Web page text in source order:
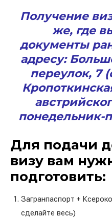
Получение
же, где
документы
адресу:
переулок, 7
понедельник-
Для подачи
визу вам
подготовить:
Загранпаспорт +
сделайте весь)